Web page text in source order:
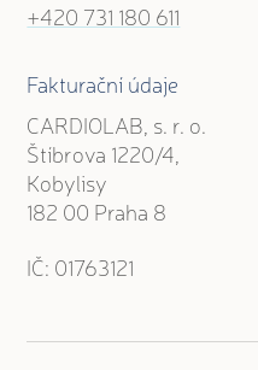
+420 731 180 611
Fakturační údaje
CARDIOLAB, s. r. o.
Štíbrova 1220/4,
Kobylisy
182 00 Praha 8
IČ: 01763121